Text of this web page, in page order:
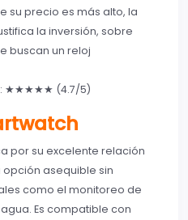
su precio es más alto, la
la inversión, sobre
buscan un reloj
: ★★★★★ (4.7/5)
por su excelente relación
asequible sin
como el monitoreo de
Es compatible con